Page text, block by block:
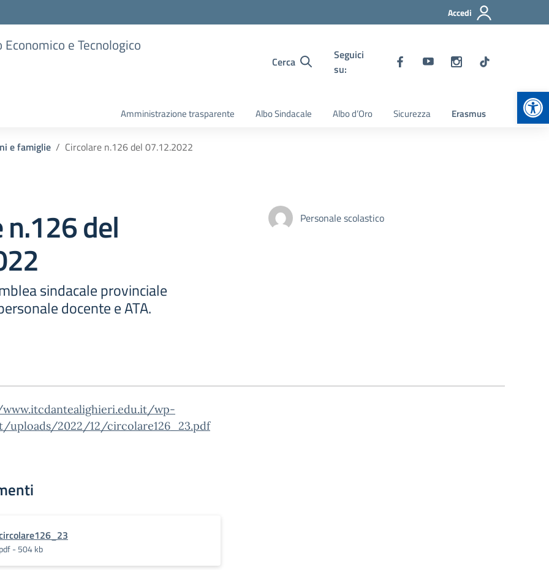
Accedi
e Tecnologico
Cerca
Seguici
su:
Amministrazione trasparente Albo Sindacale Albo d’Oro Sicurezza Erasmus
e famiglie Circolare n.126 del 07.12.2022
n.126 del
sindacale provinciale
docente e ATA.
Personale scolastico
wp-
uploads/2022/12/circolare126_23.pdf
pdf - 504 kb